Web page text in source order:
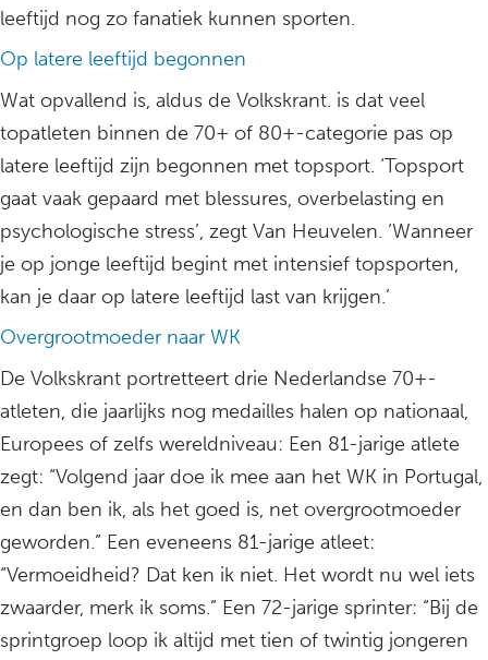
leeftijd nog zo fanatiek kunnen sporten.
Op latere leeftijd begonnen
Wat opvallend is, aldus de Volkskrant. is dat veel
topatleten binnen de 70+ of 80+-categorie pas op
latere leeftijd zijn begonnen met topsport. ‘Topsport
gaat vaak gepaard met blessures, overbelasting en
psychologische stress’, zegt Van Heuvelen. ‘Wanneer
je op jonge leeftijd begint met intensief topsporten,
kan je daar op latere leeftijd last van krijgen.’
Overgrootmoeder naar WK
De Volkskrant portretteert drie Nederlandse 70+-
atleten, die jaarlijks nog medailles halen op nationaal,
Europees of zelfs wereldniveau: Een 81-jarige atlete
zegt: “Volgend jaar doe ik mee aan het WK in Portugal,
en dan ben ik, als het goed is, net overgrootmoeder
geworden.” Een eveneens 81-jarige atleet:
“Vermoeidheid? Dat ken ik niet. Het wordt nu wel iets
zwaarder, merk ik soms.” Een 72-jarige sprinter: “Bij de
sprintgroep loop ik altijd met tien of twintig jongeren